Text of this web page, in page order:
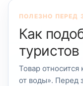
ПОЛЕЗНО ПЕРЕД
Как
Товар
от воды». Перед